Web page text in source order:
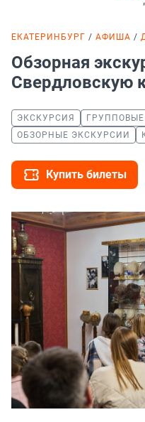
ЕКАТЕРИНБУРГ АФИША
Обзорная
Свердловскую
ЭКСКУРСИЯ
ОБЗОРНЫЕ ЭКСКУРСИИ
Купить билеты